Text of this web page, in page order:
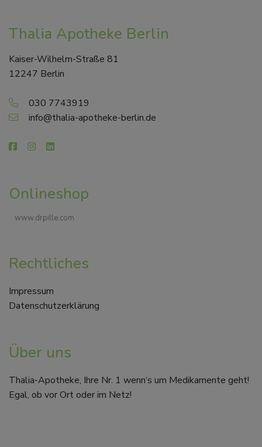
Thalia Apotheke Berlin
Kaiser-Wilhelm-Straße 81
12247 Berlin
030 7743919
info@thalia-apotheke-berlin.de
Onlineshop
www.drpille.com
Rechtliches
Impressum
Datenschutzerklärung
Über uns
Thalia-Apotheke, Ihre Nr. 1 wenn‘s um Medikamente geht!
Egal, ob vor Ort oder im Netz!